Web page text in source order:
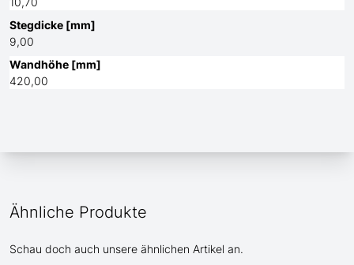
Stegdicke [mm]
9,00
Wandhöhe [mm]
420,00
Ähnliche Produkte
Schau doch auch unsere ähnlichen Artikel an.